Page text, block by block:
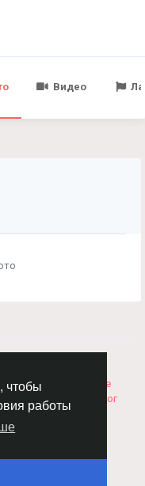
чтобы
работы
Видео
О нас
Соглашение
с нами Каталог